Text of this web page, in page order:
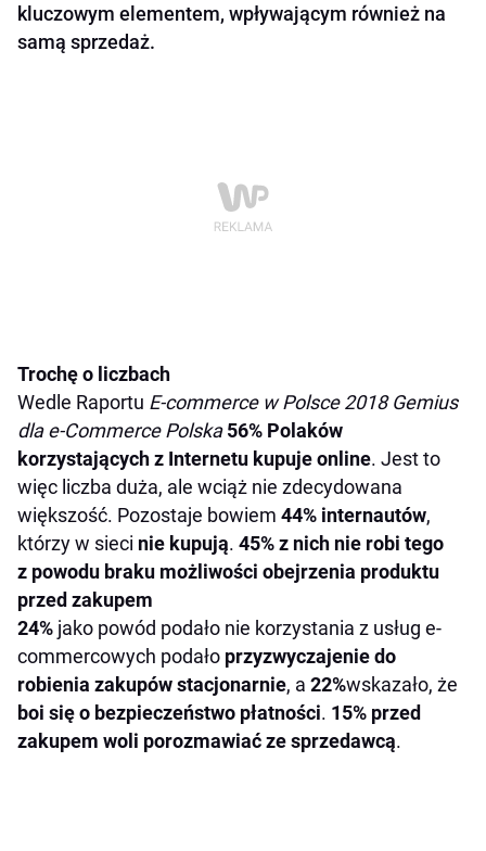
kluczowym elementem, wpływającym również na
samą sprzedaż.
Trochę o liczbach
Wedle Raportu E-commerce w Polsce 2018 Gemius
dla e-Commerce Polska56% Polaków
korzystających z Internetu kupuje online. Jest to
więc liczba duża, ale wciąż nie zdecydowana
większość. Pozostaje bowiem 44% internautów,
którzy w sieci nie kupują. 45% z nich nie robi tego
z powodu braku możliwości obejrzenia produktu
przed zakupem
24% jako powód podało nie korzystania z usług e-
commercowych podało przyzwyczajenie do
robienia zakupów stacjonarnie, a 22%wskazało, że
boi się o bezpieczeństwo płatności. 15% przed
zakupem woli porozmawiać ze sprzedawcą.